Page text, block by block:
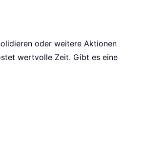
oder weitere Aktionen
wertvolle Zeit. Gibt es eine